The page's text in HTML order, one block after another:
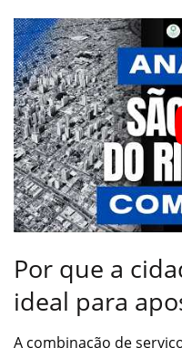
Por que a
ideal para
A combinação de